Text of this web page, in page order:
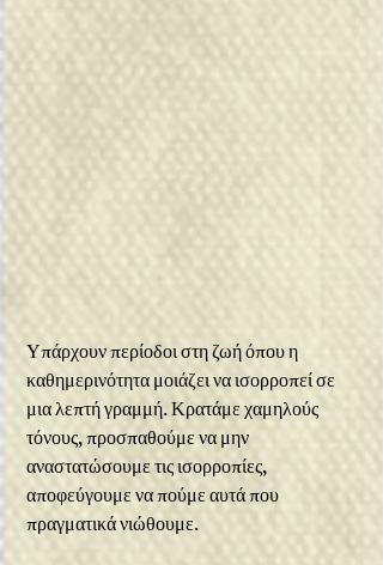
Υπάρχουν περίοδοι στη ζωή όπου η
καθημερινότητα μοιάζει να ισορροπεί σε
μια λεπτή γραμμή. Κρατάμε χαμηλούς
τόνους, προσπαθούμε να μην
αναστατώσουμε τις ισορροπίες,
αποφεύγουμε να πούμε αυτά που
πραγματικά νιώθουμε.